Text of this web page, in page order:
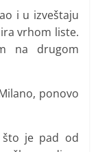
i u izveštaju
vrhom liste.
na drugom
ponovo
što je pad od